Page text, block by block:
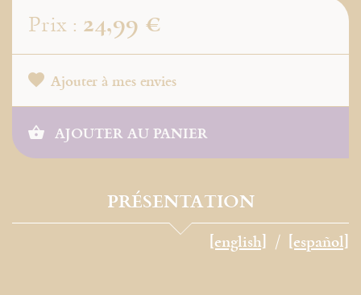
Prix : 24,99 €
Ajouter à mes envies
AJOUTER AU PANIER
PRÉSENTATION
[english] [español]